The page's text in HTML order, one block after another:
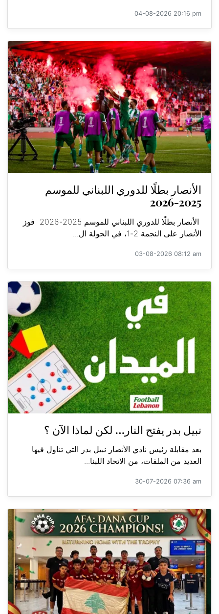
04-08-2026 20:16 pm
الأنصار بطلًا للدوري اللبناني للموسم
2025-2026
الأنصار بطلًا للدوري اللبناني للموسم 2025-2026 فوز
الأنصار على النجمة 2-1، في الجولة ال...
03-08-2026 08:12 am
نبيل بدر يفتح النار… لكن لماذا الآن ؟
بعد مقابلة رئيس نادي الأنصار نبيل بدر التي تناول فيها
العديد من الملفات، من الاتحاد اللبنا...
30-07-2026 07:36 am